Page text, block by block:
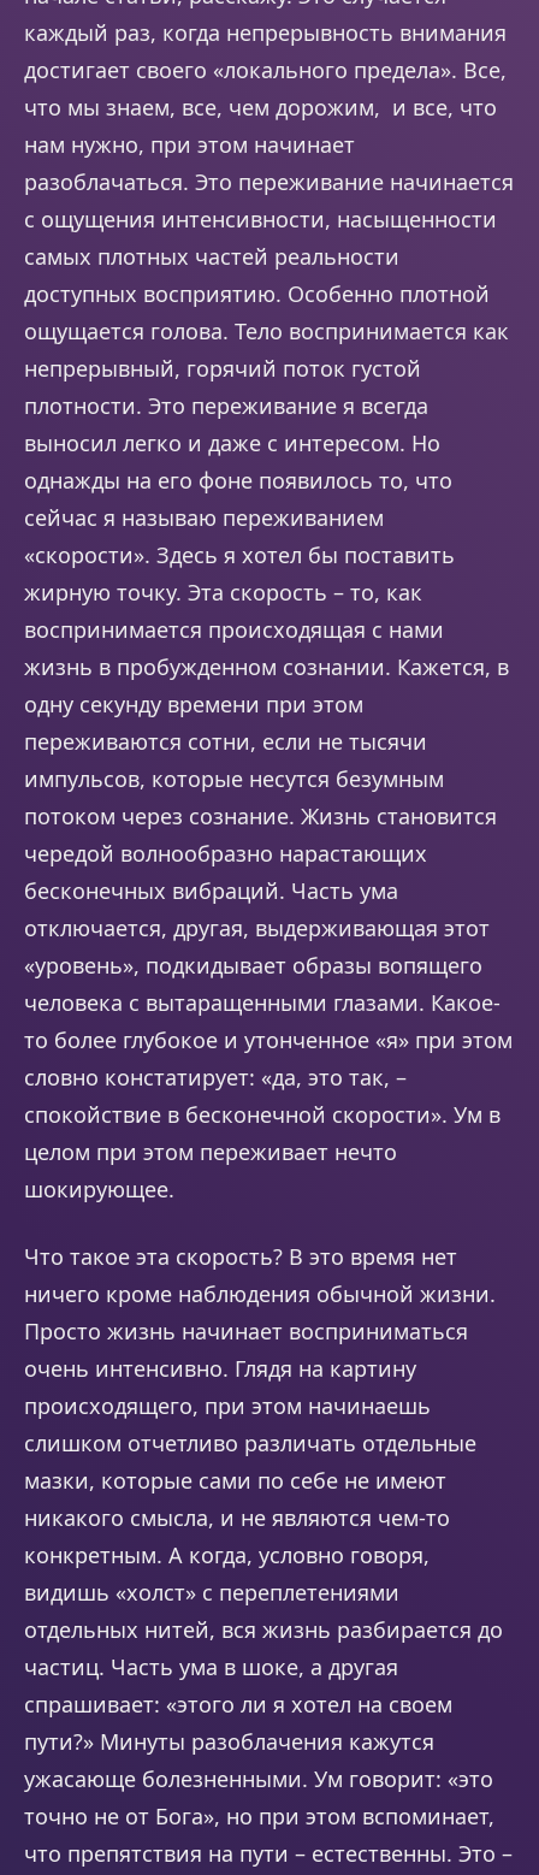
каждый раз, когда непрерывность внимания
достигает своего «локального предела». Все,
что мы знаем, все, чем дорожим, и все, что
нам нужно, при этом начинает
разоблачаться. Это переживание начинается
с ощущения интенсивности, насыщенности
самых плотных частей реальности
доступных восприятию. Особенно плотной
ощущается голова. Тело воспринимается как
непрерывный, горячий поток густой
плотности. Это переживание я всегда
выносил легко и даже с интересом. Но
однажды на его фоне появилось то, что
сейчас я называю переживанием
«скорости». Здесь я хотел бы поставить
жирную точку. Эта скорость – то, как
воспринимается происходящая с нами
жизнь в пробужденном сознании. Кажется, в
одну секунду времени при этом
переживаются сотни, если не тысячи
импульсов, которые несутся безумным
потоком через сознание. Жизнь становится
чередой волнообразно нарастающих
бесконечных вибраций. Часть ума
отключается, другая, выдерживающая этот
«уровень», подкидывает образы вопящего
человека с вытаращенными глазами. Какое-
то более глубокое и утонченное «я» при этом
словно констатирует: «да, это так, –
спокойствие в бесконечной скорости». Ум в
целом при этом переживает нечто
шокирующее.
Что такое эта скорость? В это время нет
ничего кроме наблюдения обычной жизни.
Просто жизнь начинает восприниматься
очень интенсивно. Глядя на картину
происходящего, при этом начинаешь
слишком отчетливо различать отдельные
мазки, которые сами по себе не имеют
никакого смысла, и не являются чем-то
конкретным. А когда, условно говоря,
видишь «холст» с переплетениями
отдельных нитей, вся жизнь разбирается до
частиц. Часть ума в шоке, а другая
спрашивает: «этого ли я хотел на своем
пути?» Минуты разоблачения кажутся
ужасающе болезненными. Ум говорит: «это
точно не от Бога», но при этом вспоминает,
что препятствия на пути – естественны. Это –